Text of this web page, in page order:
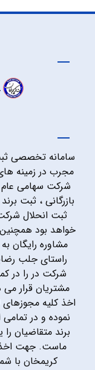
سامانه تخصصی
مجرب در زمینه
شرکت سهامی
بازرگانی ، ثبت
ثبت انحلال
خواهد بود
مشاوره رایگان
راستای جلب
شرکت در را در
مشتریان قرار
اخذ کلیه
نموده و در
برند متقاضیان
ماست. جهت اخذ
کریمخان با شماره ۰۲۱۸۷۱۴۶ تماس